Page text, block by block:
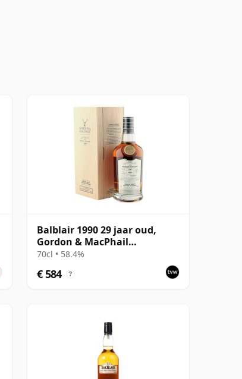
Balblair 1990 29 jaar oud,
Gordon & MacPhail
Connoisseurs Choice
70cl • 58.4%
€ 584 ?